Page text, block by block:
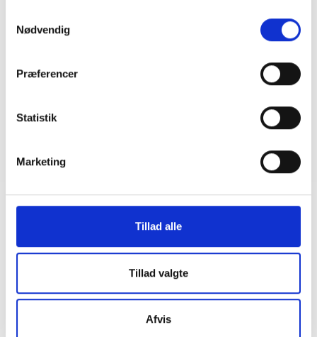
Nødvendig
Præferencer
Statistik
Marketing
Tillad alle
Tillad valgte
Afvis
Sundhedsreformens konsekvenser for
kommunale lejemål i almene ældre- og
20. marts 2026